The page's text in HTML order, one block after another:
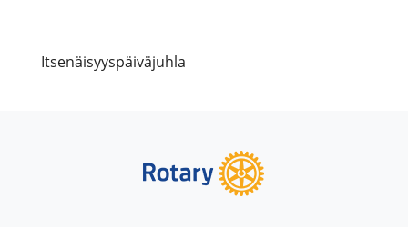
Itsenäisyyspäiväjuhla